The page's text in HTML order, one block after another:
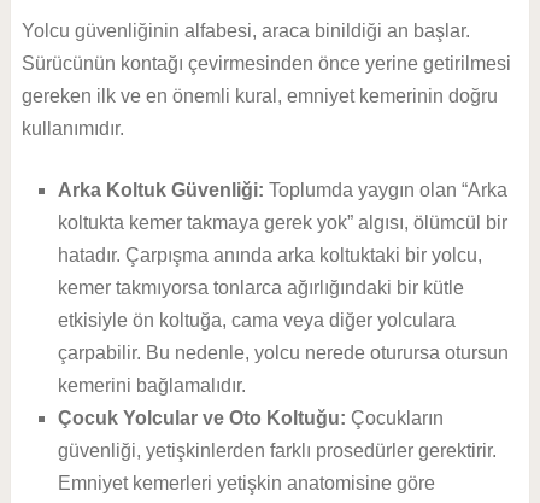
Yolcu güvenliğinin alfabesi, araca binildiği an başlar.
Sürücünün kontağı çevirmesinden önce yerine getirilmesi
gereken ilk ve en önemli kural, emniyet kemerinin doğru
kullanımıdır.
Arka Koltuk Güvenliği: Toplumda yaygın olan “Arka
koltukta kemer takmaya gerek yok” algısı, ölümcül bir
hatadır. Çarpışma anında arka koltuktaki bir yolcu,
kemer takmıyorsa tonlarca ağırlığındaki bir kütle
etkisiyle ön koltuğa, cama veya diğer yolculara
çarpabilir. Bu nedenle, yolcu nerede oturursa otursun
kemerini bağlamalıdır.
Çocuk Yolcular ve Oto Koltuğu: Çocukların
güvenliği, yetişkinlerden farklı prosedürler gerektirir.
Emniyet kemerleri yetişkin anatomisine göre